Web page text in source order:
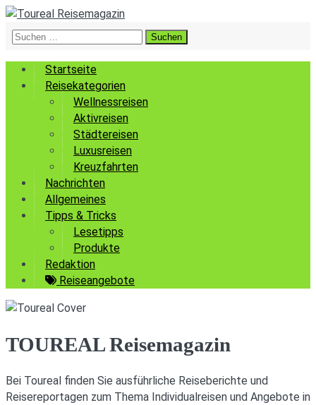
Suchen
Startseite
Reisekategorien
Wellnessreisen
Aktivreisen
Städtereisen
Luxusreisen
Kreuzfahrten
Nachrichten
Allgemeines
Tipps & Tricks
Lesetipps
Produkte
Redaktion
Reiseangebote
TOUREAL Reisemagazin
Bei Toureal finden Sie ausführliche Reiseberichte und
Reisereportagen zum Thema Individualreisen und Angebote in